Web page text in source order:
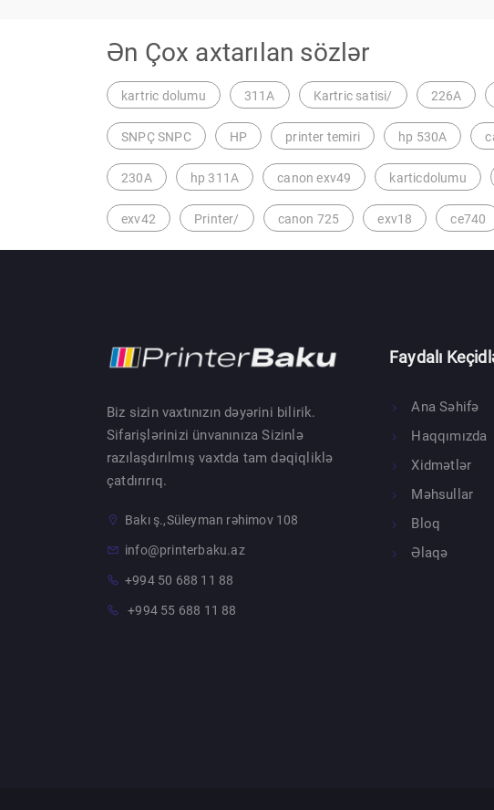
Ən Çox axtarılan sözlər
kartric dolumu 311A Kartric satisi/ 226A
SNPÇ SNPC HP printer temiri hp 530A
230A hp 311A canon exv49 karticdolumu
exv42 Printer/ canon 725 exv18 ce740
Biz sizin vaxtınızın dəyərini bilirik.
Sifarişlərinizi ünvanınıza Sizinlə
razılaşdırılmış vaxtda tam dəqiqliklə
çatdırırıq.
Bakı ş.,Süleyman rəhimov 108
info@printerbaku.az
+994 50 688 11 88
+994 55 688 11 88
Faydalı
Ana Səhifə
Haqqımızda
Xidmətlər
Məhsullar
Bloq
Əlaqə